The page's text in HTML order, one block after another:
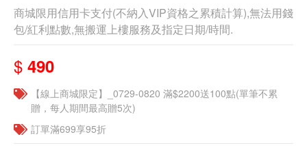
商城限用信用卡支付(不納入VIP資格之累積計算),無法用錢
包/紅利點數,無搬運上樓服務及指定日期/時間.
$ 490
【線上商城限定】_0729-0820 滿$2200送100點(單筆不累
贈，每人期間最高贈5次)
訂單滿699享95折